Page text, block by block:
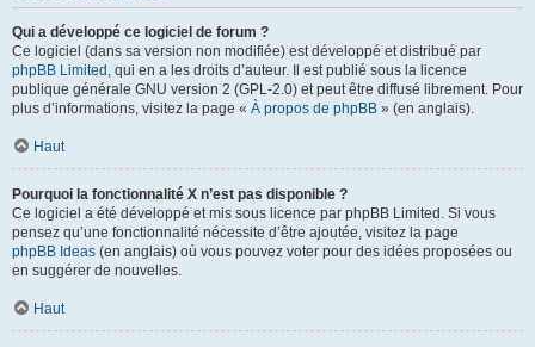
Qui a développé ce logiciel de forum ?
Ce logiciel (dans sa version non modifiée) est développé et distribué par
phpBB Limited , qui en a les droits d’auteur. Il est publié sous la licence
publique générale GNU version 2 (GPL-2.0) et peut être diffusé librement. Pour
plus d’informations, visitez la page « À propos de phpBB » (en anglais).
Haut
Pourquoi la fonctionnalité X n’est pas disponible ?
Ce logiciel a été développé et mis sous licence par phpBB Limited. Si vous
pensez qu’une fonctionnalité nécessite d’être ajoutée, visitez la page
phpBB Ideas (en anglais) où vous pouvez voter pour des idées proposées ou
en suggérer de nouvelles.
Haut